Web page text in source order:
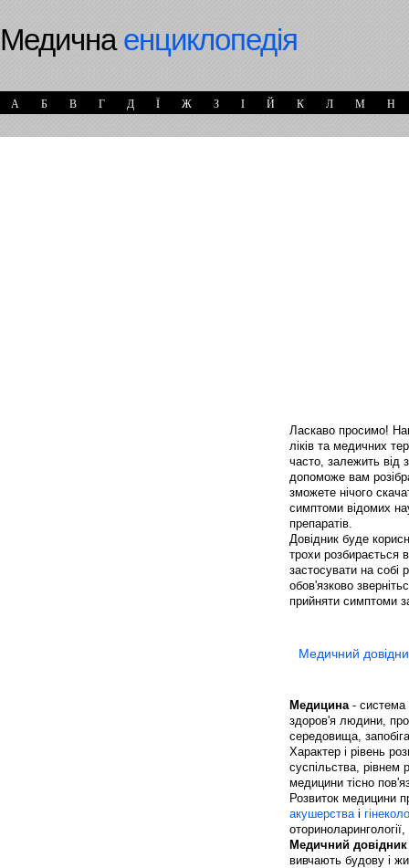
Медичнаенциклопедія
А Б В Г Д Ї Ж З І Й К Л М Н
Ласкаво просимо!
ліків та медичних
часто, залежить від
допоможе вам
зможете нічого
симптоми відомих
препаратів.
Довідник буде
трохи розбирається
застосувати на собі
обов'язково
прийняти симптоми
Медичний
Медицина- система
здоров'я людини,
середовища,
Характер і рівень
суспільства, рівнем
медицини тісно
Розвиток медицини
акушерстваі
оториноларингології,
Медичний довідник
вивчають будову і